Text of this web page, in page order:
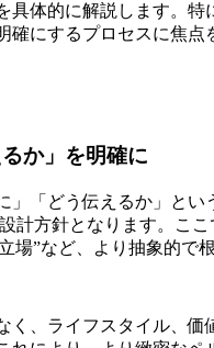
具体的に解説します。特
確にするプロセスに焦点
か」を明確に
」「どう伝えるか」と
計方針となります。こ
場”など、より抽象的で
く、ライフスタイル、